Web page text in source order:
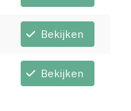
Bekijken
Bekijken